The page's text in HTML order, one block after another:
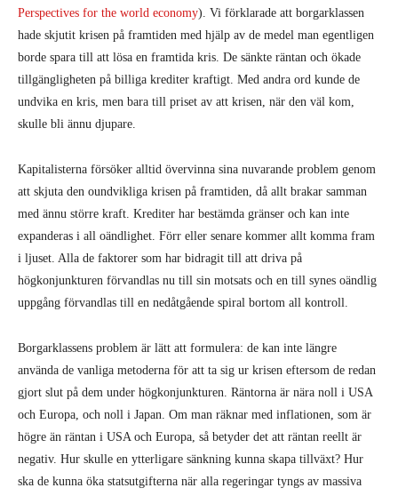
Perspectives for the world economy). Vi förklarade att borgarklassen
hade skjutit krisen på framtiden med hjälp av de medel man egentligen
borde spara till att lösa en framtida kris. De sänkte räntan och ökade
tillgängligheten på billiga krediter kraftigt. Med andra ord kunde de
undvika en kris, men bara till priset av att krisen, när den väl kom,
skulle bli ännu djupare.
Kapitalisterna försöker alltid övervinna sina nuvarande problem genom
att skjuta den oundvikliga krisen på framtiden, då allt brakar samman
med ännu större kraft. Krediter har bestämda gränser och kan inte
expanderas i all oändlighet. Förr eller senare kommer allt komma fram
i ljuset. Alla de faktorer som har bidragit till att driva på
högkonjunkturen förvandlas nu till sin motsats och en till synes oändlig
uppgång förvandlas till en nedåtgående spiral bortom all kontroll.
Borgarklassens problem är lätt att formulera: de kan inte längre
använda de vanliga metoderna för att ta sig ur krisen eftersom de redan
gjort slut på dem under högkonjunkturen. Räntorna är nära noll i USA
och Europa, och noll i Japan. Om man räknar med inflationen, som är
högre än räntan i USA och Europa, så betyder det att räntan reellt är
negativ. Hur skulle en ytterligare sänkning kunna skapa tillväxt? Hur
ska de kunna öka statsutgifterna när alla regeringar tyngs av massiva